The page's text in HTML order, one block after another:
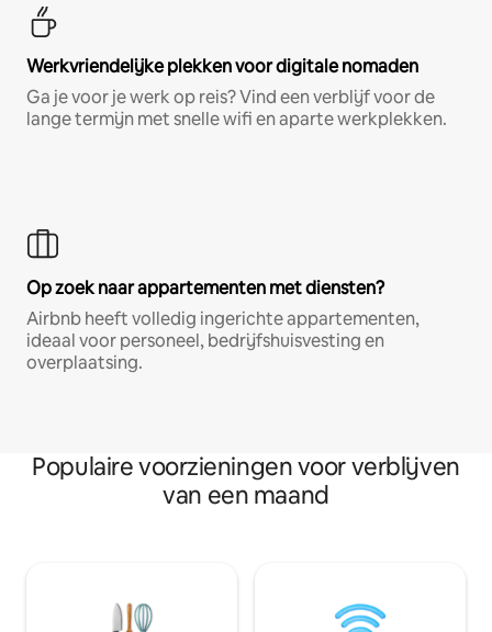
Werkvriendelijke plekken voor digitale nomaden
Ga je voor je werk op reis? Vind een verblijf voor de
lange termijn met snelle wifi en aparte werkplekken.
Op zoek naar appartementen met diensten?
Airbnb heeft volledig ingerichte appartementen,
ideaal voor personeel, bedrijfshuisvesting en
overplaatsing.
Populaire voorzieningen voor verblijven
van een maand